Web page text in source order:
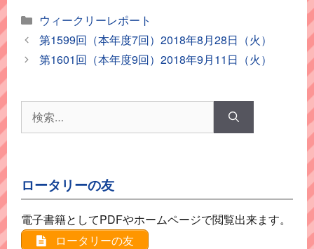
カ
テ
ゴ
リ
ウィークリーレポート
第1599回（本年度7回）2018年8月28日（火）
第1601回（本年度9回）2018年9月11日（火）
索:
ロータリーの友
電子書籍としてPDFやホームページで閲覧出来ます。
ロータリーの友